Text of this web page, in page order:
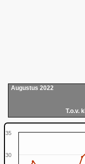
Augustus 2022
T.o.v.
30
35